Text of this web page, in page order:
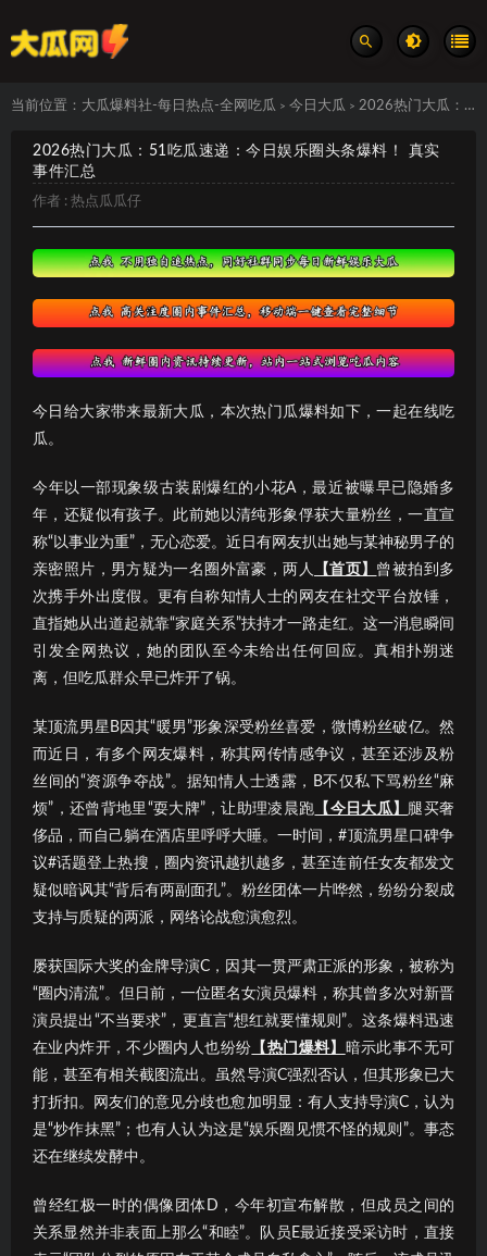
当前位置： 大瓜爆料社-每日热点-全网吃瓜 > 今日大瓜 > 2026热门大瓜：51吃瓜速递：今日娱乐圈头条爆料！ 真实事件汇总
2026热门大瓜：51吃瓜速递：今日娱乐圈头条爆料！ 真实
事件汇总
作者 : 热点瓜瓜仔
今日给大家带来最新大瓜，本次热门瓜爆料如下，一起在线吃
瓜。
今年以一部现象级古装剧爆红的小花A，最近被曝早已隐婚多
年，还疑似有孩子。此前她以清纯形象俘获大量粉丝，一直宣
称“以事业为重”，无心恋爱。近日有网友扒出她与某神秘男子的
亲密照片，男方疑为一名圈外富豪，两人
【首页】 曾被拍到多
次携手外出度假。更有自称知情人士的网友在社交平台放锤，
直指她从出道起就靠“家庭关系”扶持才一路走红。这一消息瞬间
引发全网热议，她的团队至今未给出任何回应。真相扑朔迷
离，但吃瓜群众早已炸开了锅。
某顶流男星B因其“暖男”形象深受粉丝喜爱，微博粉丝破亿。然
而近日，有多个网友爆料，称其网传情感争议，甚至还涉及粉
丝间的“资源争夺战”。据知情人士透露，B不仅私下骂粉丝“麻
烦”，还曾背地里“耍大牌”，让助理凌晨跑 【今日大瓜】
腿买奢
侈品，而自己躺在酒店里呼呼大睡。一时间，#顶流男星口碑争
议#话题登上热搜，圈内资讯越扒越多，甚至连前任女友都发文
疑似暗讽其“背后有两副面孔”。粉丝团体一片哗然，纷纷分裂成
支持与质疑的两派，网络论战愈演愈烈。
屡获国际大奖的金牌导演C，因其一贯严肃正派的形象，被称为
“圈内清流”。但日前，一位匿名女演员爆料，称其曾多次对新晋
演员提出“不当要求”，更直言“想红就要懂规则”。这条爆料迅速
在业内炸开，不少圈内人也纷纷 【热门爆料】 暗示此事不无可
能，甚至有相关截图流出。虽然导演C强烈否认，但其形象已大
打折扣。网友们的意见分歧也愈加明显：有人支持导演C，认为
是“炒作抹黑”；也有人认为这是“娱乐圈见惯不怪的规则”。事态
还在继续发酵中。
曾经红极一时的偶像团体D，今年初宣布解散，但成员之间的
关系显然并非表面上那么“和睦”。队员E最近接受采访时，直接